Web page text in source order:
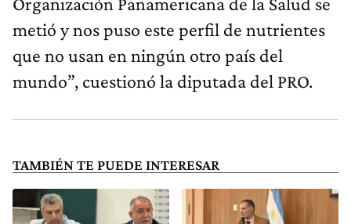
metió y nos puso este perfil de nutrientes
que no usan en ningún otro país del
mundo”, cuestionó la diputada del PRO.
TAMBIÉN TE PUEDE INTERESAR